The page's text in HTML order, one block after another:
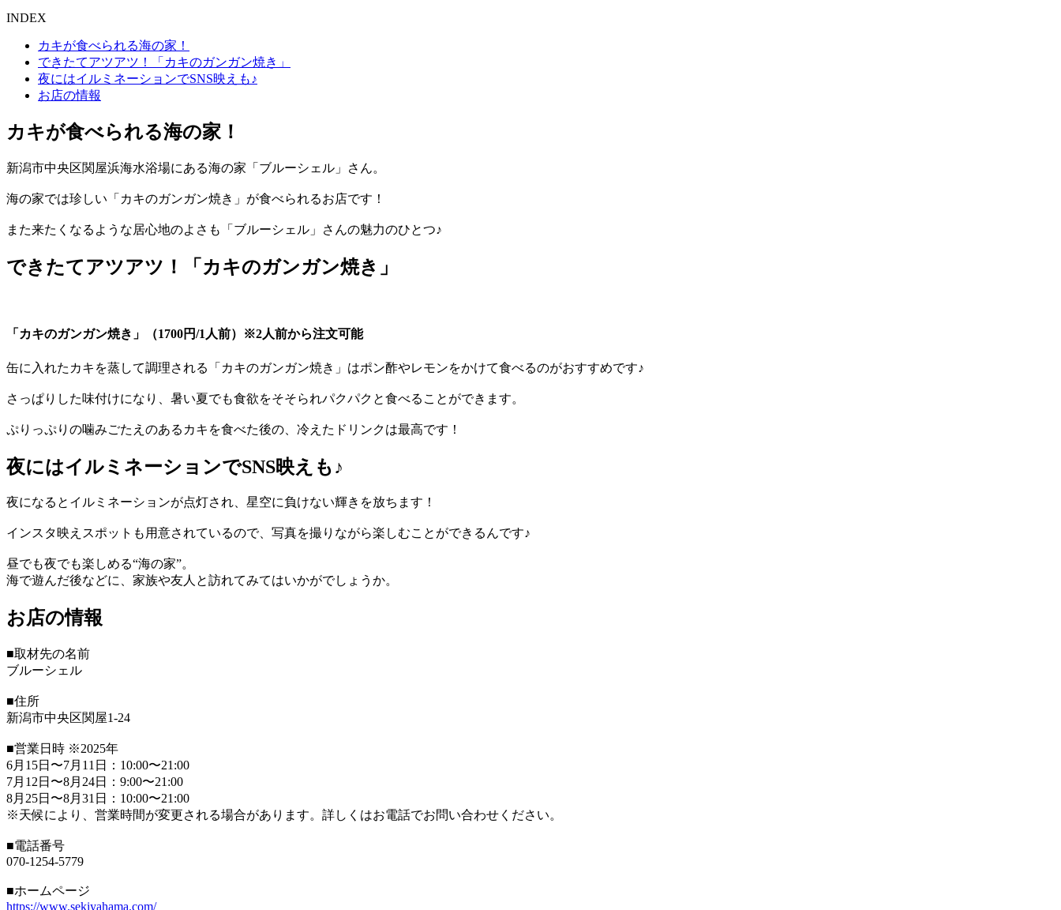
INDEX
カキが食べられる海の家！
できたてアツアツ！「カキのガンガン焼き」
夜にはイルミネーションでSNS映えも♪
お店の情報
カキが食べられる海の家！
新潟市中央区関屋浜海水浴場にある海の家「ブルーシェル」さん。
海の家では珍しい「カキのガンガン焼き」が食べられるお店です！
また来たくなるような居心地のよさも「ブルーシェル」さんの魅力のひとつ♪
できたてアツアツ！「カキのガンガン焼き」
「カキのガンガン焼き」（1700円/1人前）※2人前から注文可能
缶に入れたカキを蒸して調理される「カキのガンガン焼き」はポン酢やレモンをかけて食べるのがおすすめです♪
さっぱりした味付けになり、暑い夏でも食欲をそそられパクパクと食べることができます。
ぷりっぷりの噛みごたえのあるカキを食べた後の、冷えたドリンクは最高です！
夜にはイルミネーションでSNS映えも♪
夜になるとイルミネーションが点灯され、星空に負けない輝きを放ちます！
インスタ映えスポットも用意されているので、写真を撮りながら楽しむことができるんです♪
昼でも夜でも楽しめる“海の家”。
海で遊んだ後などに、家族や友人と訪れてみてはいかがでしょうか。
お店の情報
■取材先の名前
ブルーシェル
■住所
新潟市中央区関屋1-24
■営業日時 ※2025年
6月15日〜7月11日：10:00〜21:00
7月12日〜8月24日：9:00〜21:00
8月25日〜8月31日：10:00〜21:00
※天候により、営業時間が変更される場合があります。詳しくはお電話でお問い合わせください。
■電話番号
070-1254-5779
■ホームページ
https://www.sekiyahama.com/